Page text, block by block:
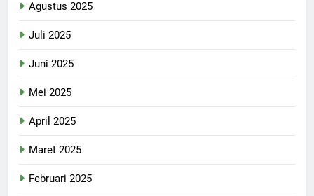
Agustus 2025
Juli 2025
Juni 2025
Mei 2025
April 2025
Maret 2025
Februari 2025